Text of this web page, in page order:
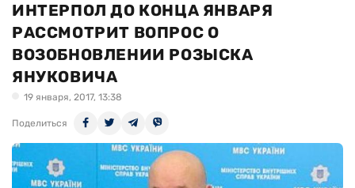
ИНТЕРПОЛ ДО КОНЦА ЯНВАРЯ
РАССМОТРИТ ВОПРОС О
ВОЗОБНОВЛЕНИИ РОЗЫСКА
ЯНУКОВИЧА
19 января, 2017, 13:38
Поделиться